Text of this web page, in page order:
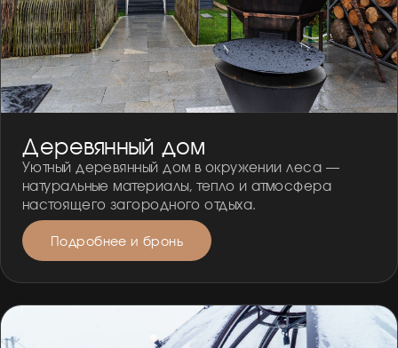
Деревянный дом
Уютный деревянный дом в окружении леса —
натуральные материалы, тепло и атмосфера
настоящего загородного отдыха.
Подробнее и бронь